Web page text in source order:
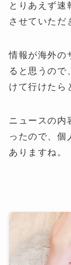
とりあえず速
させていただ
情報が海外の
ると思うので
けて行けたら
ニュースの内
ったので、個
ありますね。